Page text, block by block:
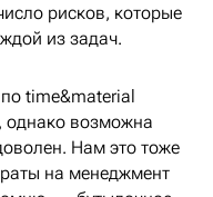
рисков, которые
из задач.
time&material
однако возможна
Нам это тоже
на менеджмент